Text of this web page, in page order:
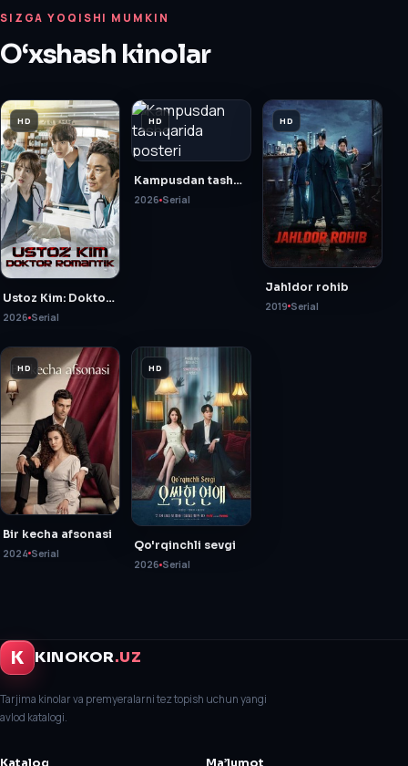
SIZGA YOQISHI MUMKIN
O‘xshash kinolar
HD
Ustoz Kim: Doktor romantik
2026 Serial
HD
Kampusdan tashqarida
2026 Serial
HD
Jahldor rohib
2019 Serial
HD
Bir kecha afsonasi
2024 Serial
HD
Qo'rqinchli sevgi
2026 Serial
K KINOKOR.UZ
Tarjima kinolar va premyeralarni tez topish uchun yangi
avlod katalogi.